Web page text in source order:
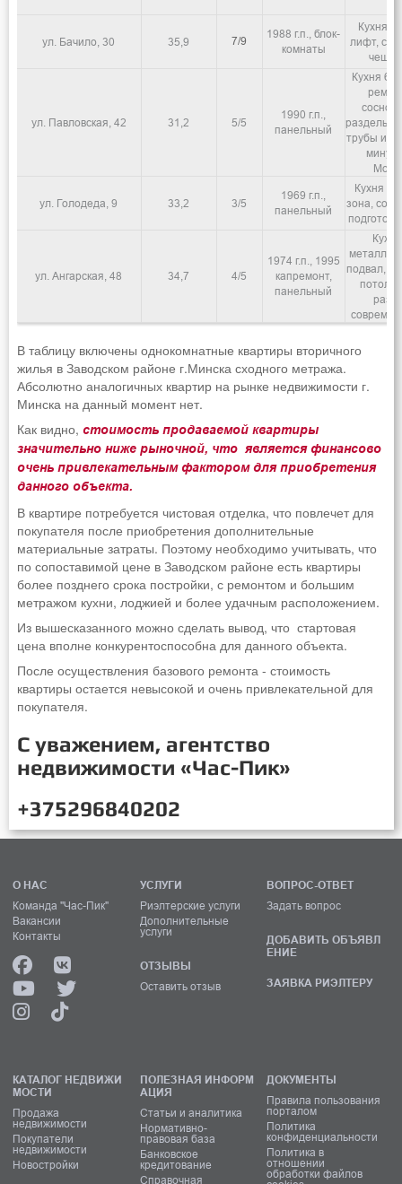
ул. Бачило, 30 35,9 7/9
1988 г.п., блок-
комнаты
Кухня
лифт,
ул. Павловская, 42 31,2 5/5
1990 г.п.,
панельный
Кухня
трубы и
минут
ул. Голодеда, 9 33,2 3/5
1969 г.п.,
панельный
Кухня
зона,
ул. Ангарская, 48 34,7 4/5
1974 г.п., 1995
капремонт,
панельный
подвал,
В таблицу включены однокомнатные квартиры вторичного
жилья в Заводском районе г.Минска сходного метража.
Абсолютно аналогичных квартир на рынке недвижимости г.
Минска на данный момент нет.
Как видно, стоимость продаваемой квартиры
значительно ниже рыночной, что является финансово
очень привлекательным фактором для приобретения
данного объекта.
В квартире потребуется чистовая отделка, что повлечет для
покупателя после приобретения дополнительные
материальные затраты. Поэтому необходимо учитывать, что
по сопоставимой цене в Заводском районе есть квартиры
более позднего срока постройки, с ремонтом и большим
метражом кухни, лоджией и более удачным расположением.
Из вышесказанного можно сделать вывод, что стартовая
цена вполне конкурентоспособна для данного объекта.
После осуществления базового ремонта - стоимость
квартиры остается невысокой и очень привлекательной для
покупателя.
С уважением, агентство
недвижимости «Час-Пик»
+375296840202
О НАС
Команда "Час-Пик"
Вакансии
Контакты
УСЛУГИ
Риэлтерские услуги
Дополнительные
услуги
ОТЗЫВЫ
Оставить отзыв
ВОПРОС-ОТВЕТ
Задать вопрос
ДОБАВИТЬ ОБЪЯВЛ
ЕНИЕ
ЗАЯВКА РИЭЛТЕРУ
КАТАЛОГ НЕДВИЖИ
МОСТИ
Продажа
недвижимости
Покупатели
недвижимости
Новостройки
ПОЛЕЗНАЯ ИНФОРМ
АЦИЯ
Статьи и аналитика
Нормативно-
правовая база
Банковское
кредитование
Справочная
ДОКУМЕНТЫ
Правила пользования
порталом
Политика
конфиденциальности
Политика в
отношении
обработки файлов